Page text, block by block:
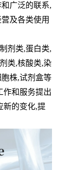
广泛的联系,
及各类使用
剂类,蛋白类,
类,核酸类,染
胞株,试剂盒等
作和服务提出
新的变化,提